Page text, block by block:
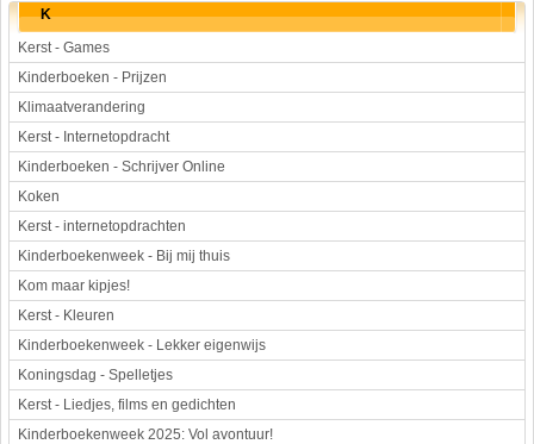
K
Kerst - Games
Kinderboeken - Prijzen
Klimaatverandering
Kerst - Internetopdracht
Kinderboeken - Schrijver Online
Koken
Kerst - internetopdrachten
Kinderboekenweek - Bij mij thuis
Kom maar kipjes!
Kerst - Kleuren
Kinderboekenweek - Lekker eigenwijs
Koningsdag - Spelletjes
Kerst - Liedjes, films en gedichten
Kinderboekenweek 2025: Vol avontuur!